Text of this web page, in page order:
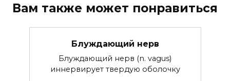
Вам также может понравиться
Блуждающий нерв
Блуждающий нерв (n. vagus)
иннервирует твердую оболочку